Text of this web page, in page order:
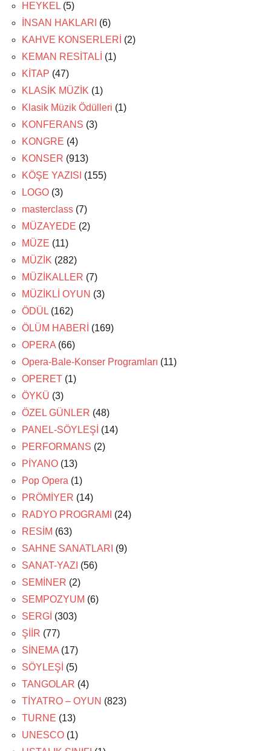
HEYKEL(5)
İNSAN HAKLARI (6)
KAHVE KONSERLERİ (2)
KEMAN RESİTALİ (1)
KİTAP (47)
KLASİK MÜZİK (1)
Klasik Müzik Ödülleri (1)
KONFERANS (3)
KONGRE (4)
KONSER (913)
KÖŞE YAZISI (155)
LOGO (3)
masterclass (7)
MÜZAYEDE (2)
MÜZE (11)
MÜZİK (282)
MÜZİKALLER (7)
MÜZİKLİ OYUN (3)
ÖDÜL(162)
ÖLÜM HABERİ (169)
OPERA(66)
Opera-Bale-Konser Programları (11)
OPERET (1)
ÖYKÜ (3)
ÖZEL GÜNLER (48)
PANEL-SÖYLEŞİ (14)
PERFORMANS (2)
PİYANO (13)
Pop Opera (1)
PRÖMİYER (14)
RADYO PROGRAMI
(24)
RESİM (63)
SAHNE SANATLARI (9)
SANAT-YAZI (56)
SEMİNER (2)
SEMPOZYUM (6)
SERGİ (303)
ŞİİR (77)
SİNEMA(17)
SÖYLEŞİ (5)
TANGOLAR (4)
TİYATRO – OYUN (823)
TURNE (13)
UNESCO (1)